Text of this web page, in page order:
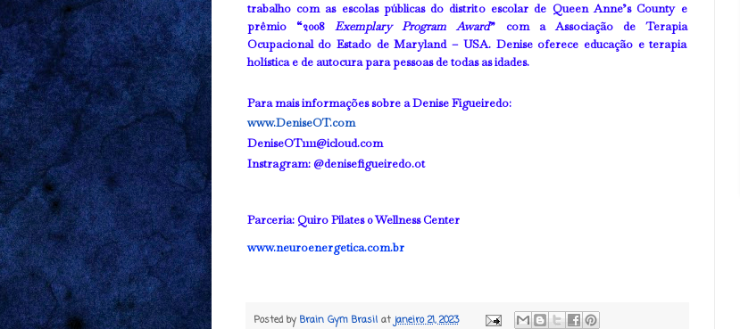
trabalho com as escolas públicas do distrito escolar de Queen Anne’s County e
prêmio “2008 Exemplary Program Award” com a Associação de Terapia
Ocupacional do Estado de Maryland – USA. Denise oferece educação e terapia
holística e de autocura para pessoas de todas as idades.
Para mais informações sobre a Denise Figueiredo:
www.DeniseOT.com
DeniseOT1111@icloud.com
Instragram: @denisefigueiredo.ot
Parceria: Quiro Pilates 0 Wellness Center
www.neuroenergetica.com.br
Posted by Brain Gym Brasil atjaneiro 21, 2023